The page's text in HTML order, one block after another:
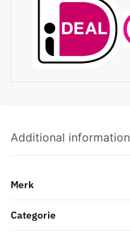
Additional information
Merk
Categorie